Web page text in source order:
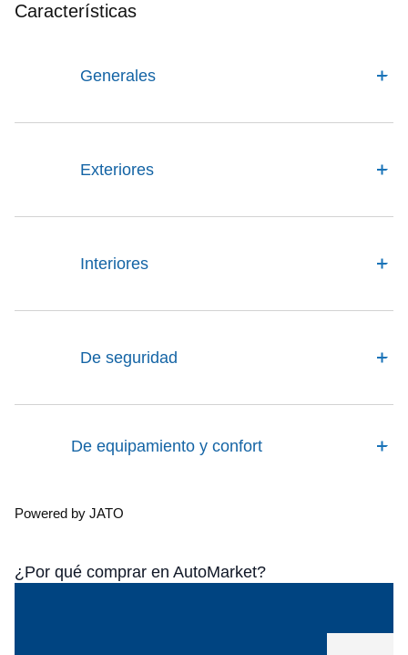
Características
Generales
Exteriores
Interiores
De seguridad
De equipamiento y confort
Powered by JATO
¿Por qué comprar en AutoMarket?